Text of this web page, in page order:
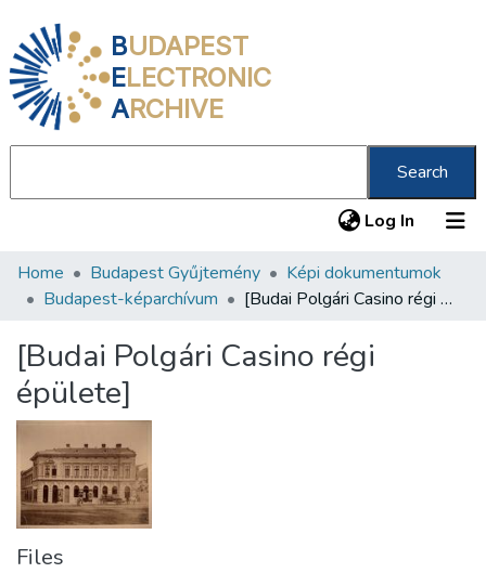
BUDAPEST
ELECTRONIC
ARCHIVE
Search
Log In (current)
Communities & Collections
Statistics
About us
Home Budapest Gyűjtemény
Képi dokumentumok
Budapest-képarchívum
[Budai Polgári Casino régi épülete]
[Budai Polgári Casino régi
épülete]
Files